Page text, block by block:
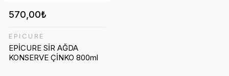
570,00₺
EPİCURE
EPİCURE SİR AĞDA
KONSERVE ÇİNKO 800ml